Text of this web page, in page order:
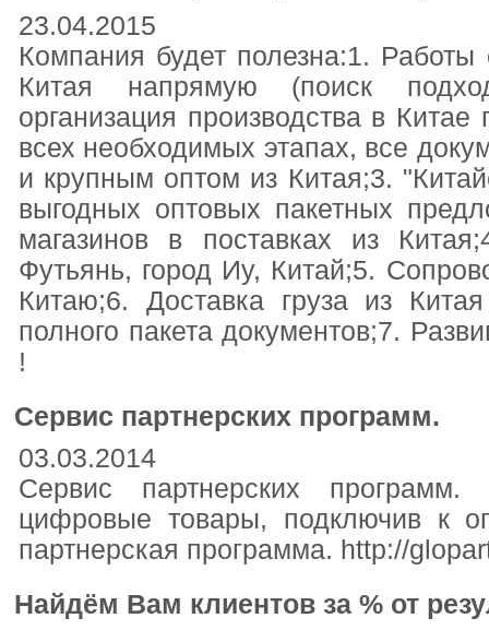
23.04.2015
Компания будет полезна:1.
Китая напрямую (поиск
организация производства в Китае
всех необходимых этапах, все
и крупным оптом из Китая;3.
выгодных оптовых пакетных
магазинов в поставках из
Футьянь, город Иу, Китай;5.
Китаю;6. Доставка груза из
полного пакета документов;7.
!
Cервис партнерских программ.
03.03.2014
Cервис партнерских
цифровые товары, подключив к
партнерская программа. http://
Найдём Вам клиентов за % от